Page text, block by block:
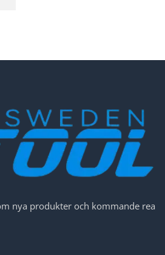
nya produkter och kommande rea